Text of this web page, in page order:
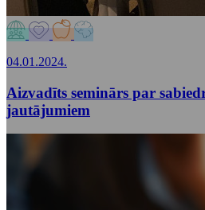
04.01.2024.
Aizvadīts seminārs par
jautājumiem